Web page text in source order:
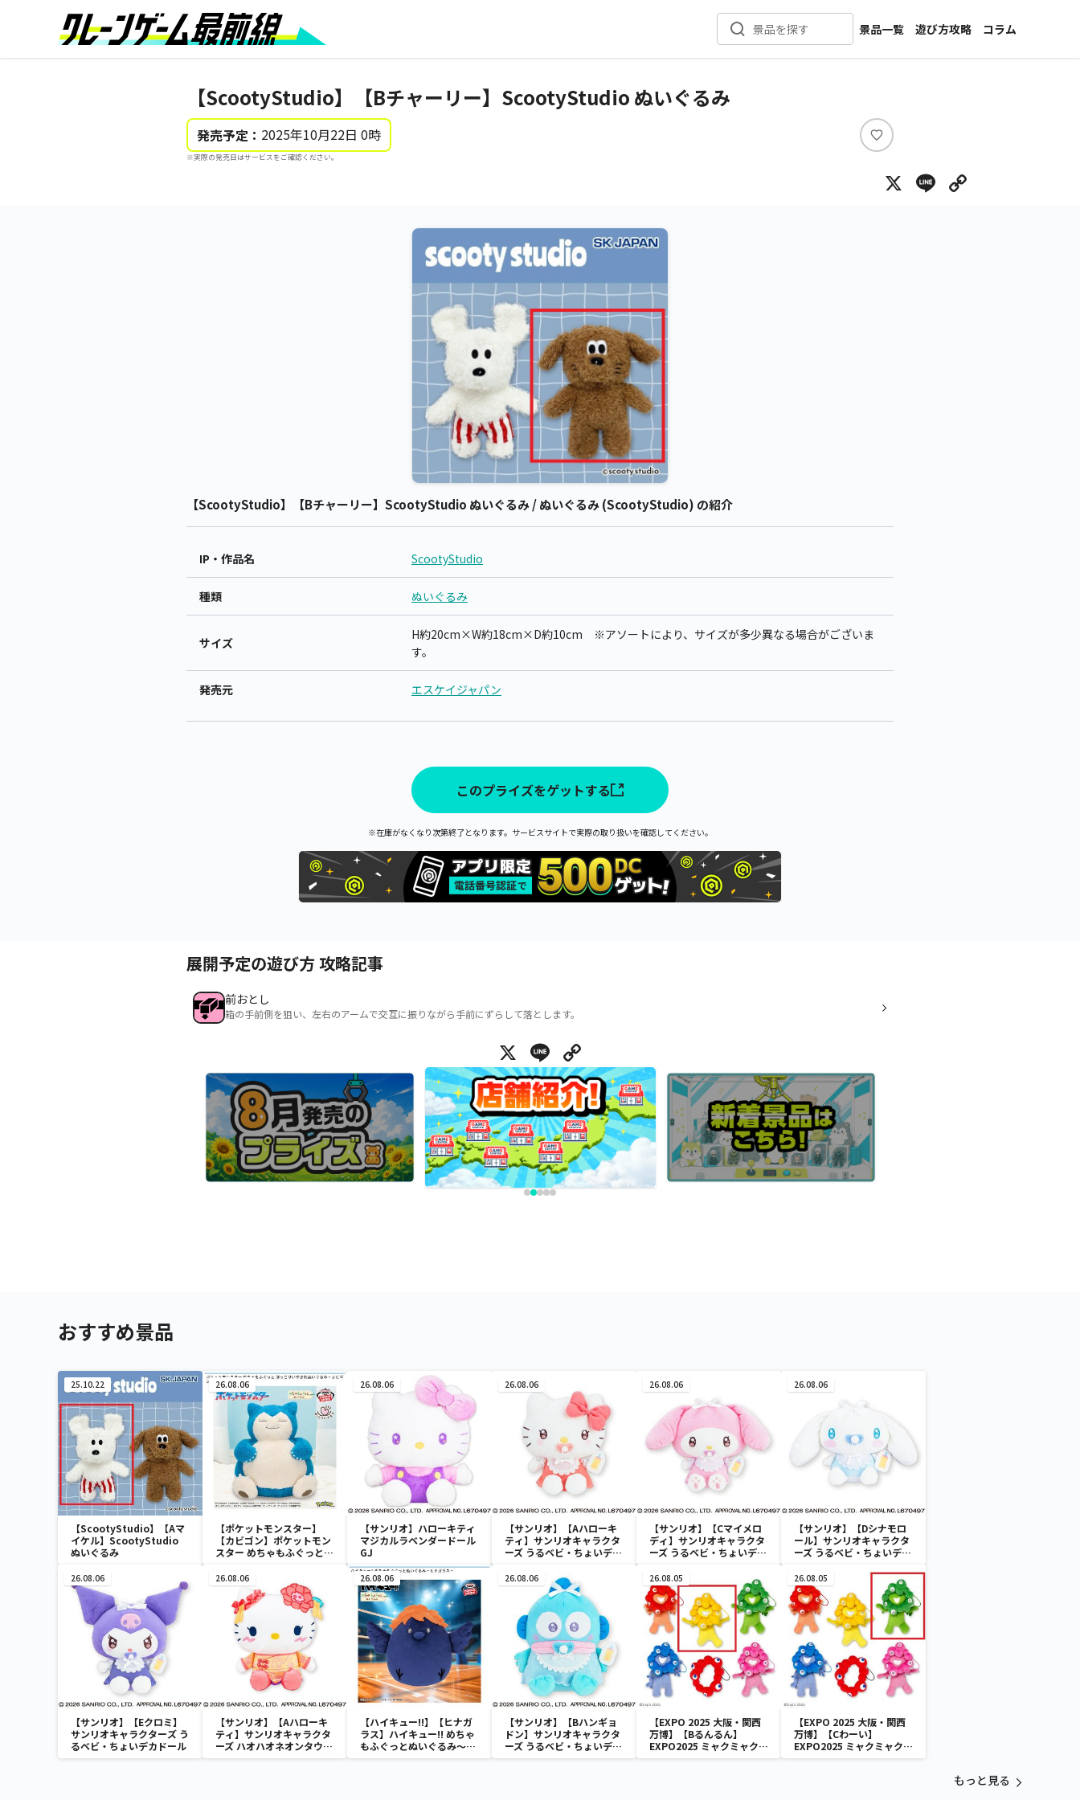
景品を探す
景品一覧
新着景品
メーカー一覧
遊び方攻略
コラム
インタビュー
【ScootyStudio】【Bチャーリー】ScootyStudio ぬいぐるみ
発売予定： 2025年10月22日 0時
※実際の発売日はサービスをご確認ください。
い
ね
X Line
【ScootyStudio】【Bチャーリー】ScootyStudio ぬいぐるみ / ぬいぐるみ (ScootyStudio) の紹介
IP・作品名 ScootyStudio
種類 ぬいぐるみ
サイズ
H約20cm×W約18cm×D約10cm ※アソートにより、サイズが多少異なる場合がございま
す。
発売元 エスケイジャパン
このプライズをゲットする
※在庫がなくなり次第終了となります。サービスサイトで実際の取り扱いを確認してください。
展開予定の遊び方 攻略記事
前おとし
箱の手前側を狙い、左右のアームで交互に振りながら手前にずらして落とします。
X Line
おすすめ景品
25.10.22
【ScootyStudio】【Aマ
イケル】ScootyStudio
ぬいぐるみ
26.08.06
【ポケットモンスター】
【カビゴン】ポケットモン
スター めちゃもふぐっと
み～カビゴン～
26.08.06
【サンリオ】ハローキティ
マジカルラベンダードール
GJ
26.08.06
【サンリオ】【Aハローキ
ティ】サンリオキャラクタ
ーズ うるベビ・ちょいデカ
26.08.06
【サンリオ】【Cマイメロ
ディ】サンリオキャラクタ
ーズ うるベビ・ちょいデカ
26.08.06
【サンリオ】【Dシナモロ
ール】サンリオキャラクタ
ーズ うるベビ・ちょいデカ
26.08.06
【サンリオ】【Eクロミ】
サンリオキャラクターズ う
るベビ・ちょいデカドール
26.08.06
【サンリオ】【Aハローキ
ティ】サンリオキャラクタ
ーズ ハオハオネオンタウン
ドールBIGタイプ1
26.08.06
【ハイキュー!!】【ヒナガ
ラス】ハイキュー!! めちゃ
もふぐっとぬいぐるみ～ヒ
ナガラス～
26.08.06
【サンリオ】【Bハンギョ
ドン】サンリオキャラクタ
ーズ うるベビ・ちょいデカ
ドール
26.08.05
【EXPO 2025 大阪・関西
万博】【Bるんるん】
EXPO2025 ミャクミャク
カラフルゴム紐付きぬいぐ
26.08.05
【EXPO 2025 大阪・関西
万博】【Cわーい】
EXPO2025 ミャクミャク
カラフルゴム紐付きぬいぐ
もっと見る